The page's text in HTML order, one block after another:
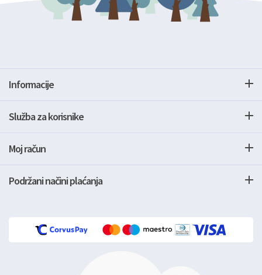
Informacije
Služba za korisnike
Moj račun
Podržani načini plaćanja